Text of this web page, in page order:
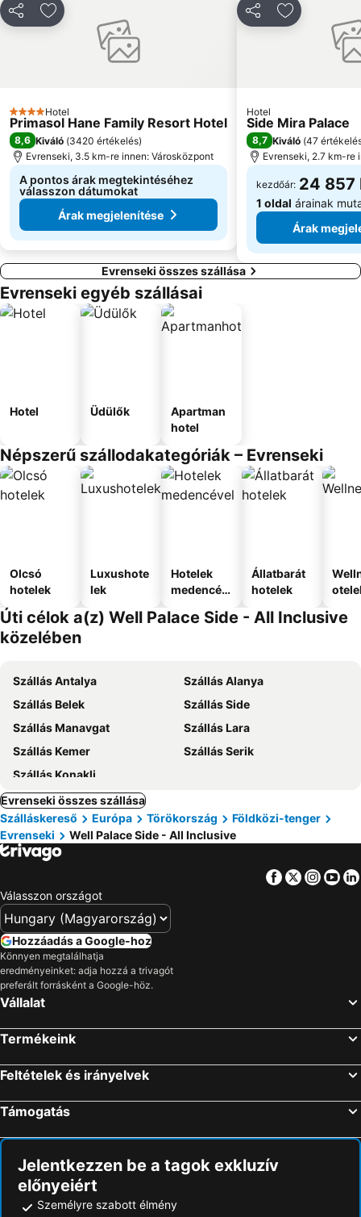
MegosztásHozzáadás a kedvencekhez
4 Kategória
Hotel
Primasol Hane Family Resort Hotel
8,6 Kiváló (3420 értékelés)
Evrenseki, 3.5 km-re innen: Városközpont
A pontos árak megtekintéséhez
válasszon dátumokat
Árak megjelenítése
MegosztásHozzáadás
Hotel
Side Mira Palace
8,7 Kiváló (47
Evrenseki, 2.7 km-re
kezdőár: 24 857
1 oldal árainak
Árak
Evrenseki összes szállása
Evrenseki egyéb szállásai
Hotel Üdülők
Apartman
hotel
Népszerű szállodakategóriák – Evrenseki
Olcsó
hotelek
Luxushote
lek
Hotelek
medencév
Állatbarát
hotelek
Úti célok a(z) Well Palace Side - All Inclusive
közelében
Szállás Antalya
Szállás Alanya
Szállás Belek
Szállás Side
Szállás Manavgat
Szállás Lara
Szállás Kemer
Szállás Serik
Szállás Konakli
Evrenseki összes szállása
Szálláskereső
Európa Törökország
Földközi-tenger
Evrenseki
Well Palace Side - All Inclusive
Facebook
Twitter
Válasszon országot
Hozzáadás a Google-hoz
Könnyen megtalálhatja
eredményeinket: adja hozzá a trivagót
preferált forrásként a Google-höz.
Vállalat
Termékeink
Feltételek és irányelvek
Támogatás
Jelentkezzen be a tagok exkluzív
előnyeiért
Személyre szabott élmény